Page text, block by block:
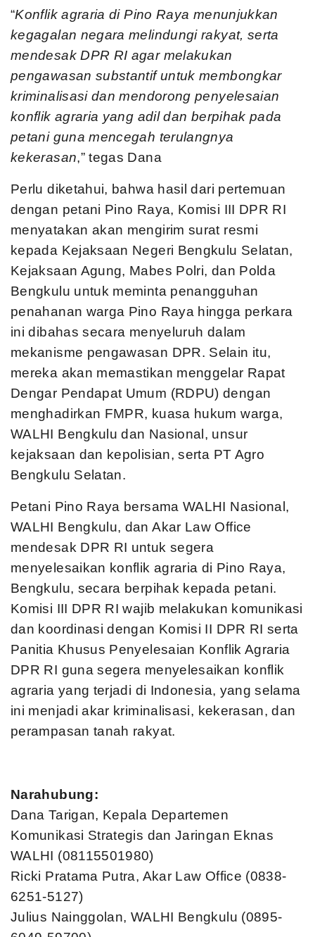
“Konflik agraria di Pino Raya menunjukkan
kegagalan negara melindungi rakyat, serta
mendesak DPR RI agar melakukan
pengawasan substantif untuk membongkar
kriminalisasi dan mendorong penyelesaian
konflik agraria yang adil dan berpihak pada
petani guna mencegah terulangnya
kekerasan,” tegas Dana
Perlu diketahui, bahwa hasil dari pertemuan
dengan petani Pino Raya, Komisi III DPR RI
menyatakan akan mengirim surat resmi
kepada Kejaksaan Negeri Bengkulu Selatan,
Kejaksaan Agung, Mabes Polri, dan Polda
Bengkulu untuk meminta penangguhan
penahanan warga Pino Raya hingga perkara
ini dibahas secara menyeluruh dalam
mekanisme pengawasan DPR. Selain itu,
mereka akan memastikan menggelar Rapat
Dengar Pendapat Umum (RDPU) dengan
menghadirkan FMPR, kuasa hukum warga,
WALHI Bengkulu dan Nasional, unsur
kejaksaan dan kepolisian, serta PT Agro
Bengkulu Selatan.
Petani Pino Raya bersama WALHI Nasional,
WALHI Bengkulu, dan Akar Law Office
mendesak DPR RI untuk segera
menyelesaikan konflik agraria di Pino Raya,
Bengkulu, secara berpihak kepada petani.
Komisi III DPR RI wajib melakukan komunikasi
dan koordinasi dengan Komisi II DPR RI serta
Panitia Khusus Penyelesaian Konflik Agraria
DPR RI guna segera menyelesaikan konflik
agraria yang terjadi di Indonesia, yang selama
ini menjadi akar kriminalisasi, kekerasan, dan
perampasan tanah rakyat.
Narahubung:
Dana Tarigan, Kepala Departemen
Komunikasi Strategis dan Jaringan Eknas
WALHI (08115501980)
Ricki Pratama Putra, Akar Law Office (0838-
6251-5127)
Julius Nainggolan, WALHI Bengkulu (0895-